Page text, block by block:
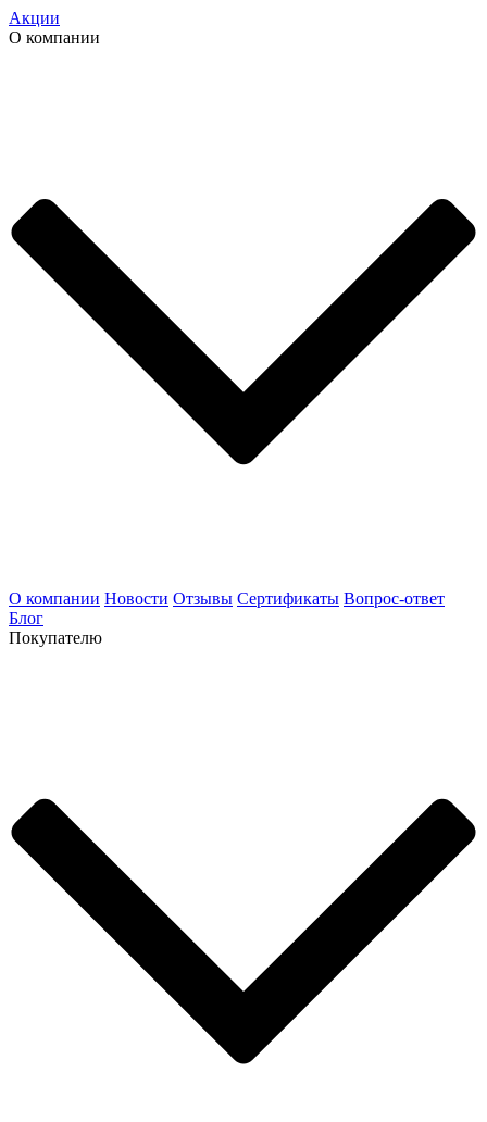
Акции
О компании
О компании Новости Отзывы Сертификаты Вопрос-ответ
Блог
Покупателю